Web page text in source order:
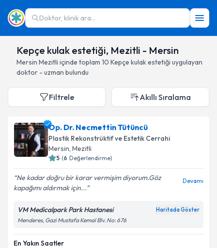
Doktor, klinik ara...
Kepçe kulak estetiği, Mezitli - Mersin
Mersin Mezitli içinde toplam 10 Kepçe kulak estetiği uygulayan
doktor - uzman bulundu
Filtrele Akıllı Sıralama
Op. Dr. Necmettin Tütüncü
Plastik Rekonstrüktif ve Estetik Cerrahi
Mersin, Mezitli
5 (6 Değerlendirme)
Ne kadar doğru bir karar vermişim diyorum.Göz
kapağımı aldırmak için...
Devamı
VM Medicalpark Park Hastanesi Haritada Göster
Menderes, Gazi Mustafa Kemal Blv. No: 676
En Yakın Saatler